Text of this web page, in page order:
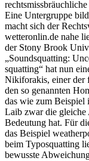
Eine Untergruppe
macht sich der
wetteronlin.de nahe
der Stony Brook
„Soundsquatting:
squatting“ hat nun
Nikiforakis, einer der
den so genannten
das wie zum Beispiel
Laib zwar die gleiche
Bedeutung hat. Für
das Beispiel
beim Typosquatting
bewusste